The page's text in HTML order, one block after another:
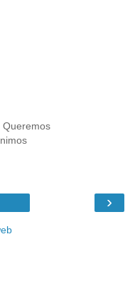
Queremos
›